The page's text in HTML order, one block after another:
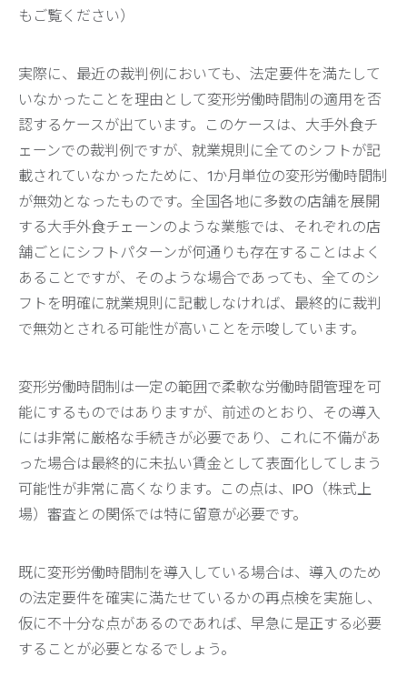
もご覧ください）
実際に、最近の裁判例においても、法定要件を満たして
いなかったことを理由として変形労働時間制の適用を否
認するケースが出ています。このケースは、大手外食チ
ェーンでの裁判例ですが、就業規則に全てのシフトが記
載されていなかったために、1か月単位の変形労働時間制
が無効となったものです。全国各地に多数の店舗を展開
する大手外食チェーンのような業態では、それぞれの店
舗ごとにシフトパターンが何通りも存在することはよく
あることですが、そのような場合であっても、全てのシ
フトを明確に就業規則に記載しなければ、最終的に裁判
で無効とされる可能性が高いことを示唆しています。
変形労働時間制は一定の範囲で柔軟な労働時間管理を可
能にするものではありますが、前述のとおり、その導入
には非常に厳格な手続きが必要であり、これに不備があ
った場合は最終的に未払い賃金として表面化してしまう
可能性が非常に高くなります。この点は、IPO（株式上
場）審査との関係では特に留意が必要です。
既に変形労働時間制を導入している場合は、導入のため
の法定要件を確実に満たせているかの再点検を実施し、
仮に不十分な点があるのであれば、早急に是正する必要
することが必要となるでしょう。